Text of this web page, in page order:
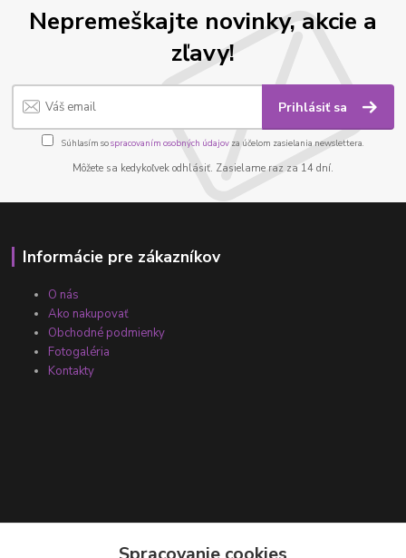
Nepremeškajte novinky, akcie a
zľavy!
Prihlásiť sa
Súhlasím sospracovaním osobných údajov za účelom zasielania newslettera.
Môžete sa kedykoľvek odhlásiť. Zasielame raz za 14 dní.
Informácie pre zákazníkov
O nás
Ako nakupovať
Obchodné podmienky
Fotogaléria
Kontakty